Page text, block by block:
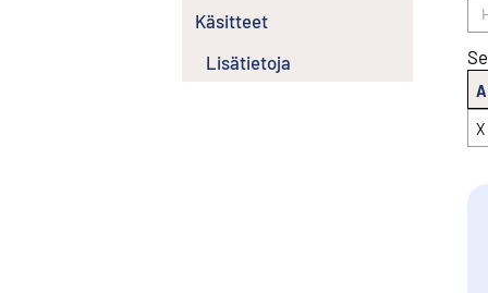
Käsitteet
Lisätietoja
A
X